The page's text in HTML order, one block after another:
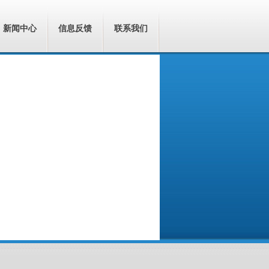
新闻中心 信息反馈 联系我们